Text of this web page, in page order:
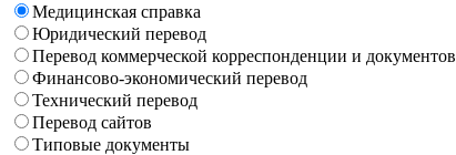
Медицинская справка
Юридический перевод
Перевод коммерческой корреспонденции и документов
Финансово-экономический перевод
Технический перевод
Перевод сайтов
Типовые документы